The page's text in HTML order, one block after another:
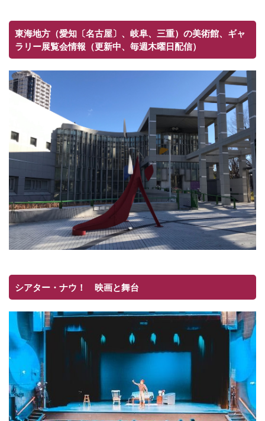
東海地方（愛知〔名古屋〕、岐阜、三重）の美術館、ギャ
ラリー展覧会情報（更新中、毎週木曜日配信）
シアター・ナウ！ 映画と舞台